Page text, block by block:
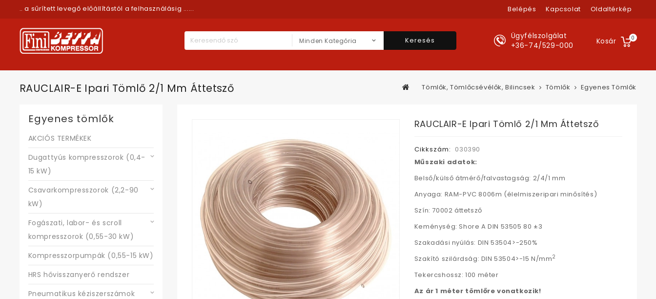
.. a sűrített levegő előállítástól a felhasználásig ...... Belépés Kapcsolat Oldaltérkép
Kosár 0
Ügyfélszolgálat
+36-74/529-000
Minden Kategória Keresés
RAUCLAIR-E Ipari Tömlő 2/1 Mm Áttetsző Tömlők, Tömlőcsévélők, Bilincsek Tömlők Egyenes Tömlők
Egyenes tömlők
AKCIÓS TERMÉKEK
Dugattyús kompresszorok (0,4-
15 kW)
Csavarkompresszorok (2,2-90
kW)
Fogászati, labor- és scroll
kompresszorok (0,55-30 kW)
Kompresszorpumpák (0,55-15 kW)
HRS hővisszanyerő rendszer
Pneumatikus kéziszerszámok
RAUCLAIR-E Ipari Tömlő 2/1 Mm Áttetsző
Cikkszám: 030390
Műszaki adatok:
Belső/külső átmérő/falvastagság: 2/4/1 mm
Anyaga: RAM-PVC 8006m (élelmiszeripari minősítés)
Szín: 70002 áttetsző
Keménység: Shore A DIN 53505 80 ±3
Szakadási nyúlás: DIN 53504>-250%
Szakító szilárdság: DIN 53504>-15 N/mm2
Tekercshossz: 100 méter
Az ár 1 méter tömlőre vonatkozik!